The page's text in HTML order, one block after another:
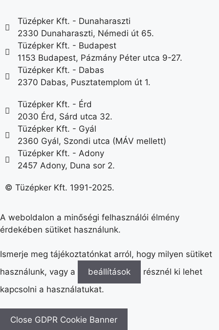
Tüzépker Kft. - Dunaharaszti
2330 Dunaharaszti, Némedi út 65.
Tüzépker Kft. - Budapest
1153 Budapest, Pázmány Péter utca 9-27.
Tüzépker Kft. - Dabas
2370 Dabas, Pusztatemplom út 1.
Tüzépker Kft. - Érd
2030 Érd, Sárd utca 32.
Tüzépker Kft. - Gyál
2360 Gyál, Szondi utca (MÁV mellett)
Tüzépker Kft. - Adony
2457 Adony, Duna sor 2.
© Tüzépker Kft. 1991-2025.
A weboldalon a minőségi felhasználói élmény
érdekében sütiket használunk.
Ismerje meg tájékoztatónkat arról, hogy milyen sütiket
használunk, vagy a
beállítások
résznél ki lehet
kapcsolni a használatukat.
Close GDPR Cookie Banner